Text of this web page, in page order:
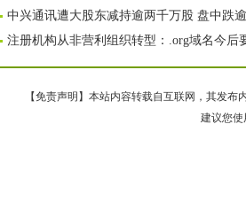
中兴通讯遭大股东减持逾两千万股 盘中跌
注册机构从非营利组织转型：.org域名今后
【免责声明】本站内容转载自互联网，其发
建议您使